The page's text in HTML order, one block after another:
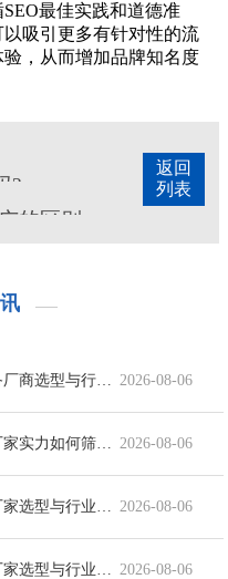
最佳实践和道德准
吸引更多有针对性的流
，从而增加品牌知名度
返回
列表
?
的区别
2026-08-06
2026-08-06
2026-08-06
2026-08-06